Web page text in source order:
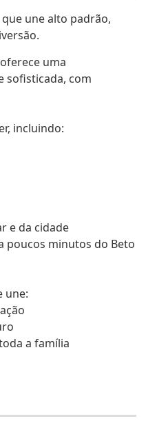
une alto padrão,
uma
sofisticada, com
incluindo:
e da cidade
poucos minutos do Beto
une:
a família